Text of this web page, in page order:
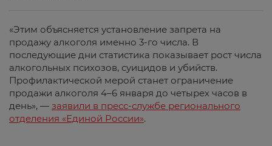
«Этим объясняется установление запрета на
продажу алкоголя именно 3-го числа. В
последующие дни статистика показывает рост числа
алкогольных психозов, суицидов и убийств.
Профилактической мерой станет ограничение
продажи алкоголя 4–6 января до четырех часов в
день», — заявили в пресс-службе регионального
отделения «Единой России».